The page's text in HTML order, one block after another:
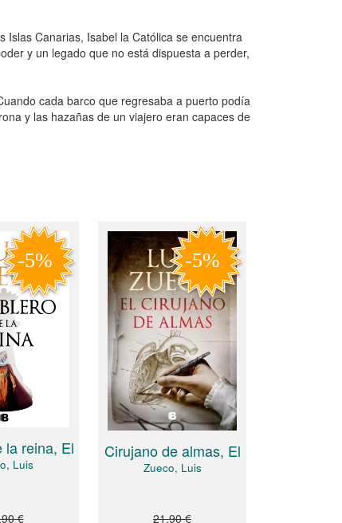
Canarias, Isabel la Católica se encuentra
y un legado que no está dispuesta a perder,
cada barco que regresaba a puerto podía
y las hazañas de un viajero eran capaces de
la reina, El
Luis
€
Cirujano de almas, El
Zueco, Luis
21,90 €